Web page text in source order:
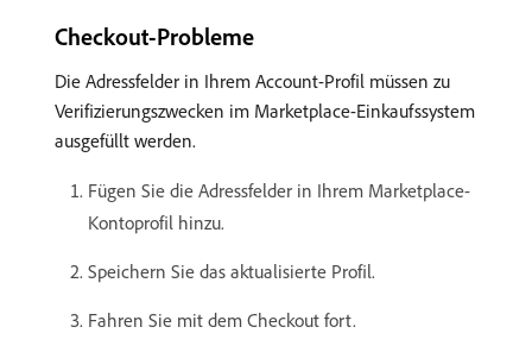
Checkout-Probleme
Die Adressfelder in Ihrem Account-Profil müssen zu
Verifizierungszwecken im Marketplace-Einkaufssystem
ausgefüllt werden.
Fügen Sie die Adressfelder in Ihrem Marketplace-
Kontoprofil hinzu.
Speichern Sie das aktualisierte Profil.
Fahren Sie mit dem Checkout fort.